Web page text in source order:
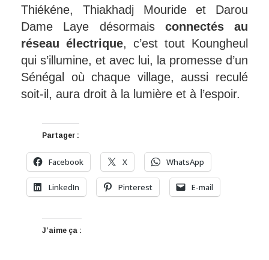
Thiékéne, Thiakhadj Mouride et Darou
Dame Laye désormaisconnectés au
réseau électrique, c’est tout Koungheul
qui s’illumine, et avec lui, la promesse d’un
Sénégal où chaque village, aussi reculé
soit-il, aura droit à la lumière et à l’espoir.
Partager :
Facebook X WhatsApp
LinkedIn Pinterest E-mail
J’aime ça :